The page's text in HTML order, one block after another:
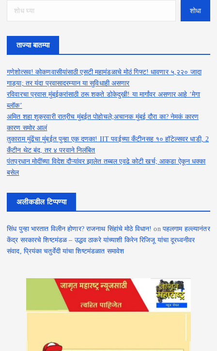
शोधा
ताज्या बातम्या
गणेशोत्सव! कोकणवासीयांसाठी एसटी महामंडळाचे मोठं गिफ्ट! धावणार ५,२२० जादा
गाड्या; तर यंदा प्रवासादरम्यान या सुविधाही असणार
रविवारचा प्रवास मुंबईकरांसाठी ठरू शकते डोकेदुखी! या मार्गांवर असणार आहे ‘मेगा
ब्लॉक’
अमित शहा शुक्रवारी रात्रीच मुंबईत पोहोचले;अचानक मुंबई दौरा का? नेमकं कारण
कारण समोर आलं
तुकाराम मुंढेंचा मुंबईत पुन्हा एक दणका! IIT पवईच्या कँटीनसह १० हॉटेल्सवर धाडी, 2
कँटीन थेट बंद, तर ४ परवाने निलंबित
पंतप्रधान मोदींच्या विदेश दौऱ्यांवर झालेत तब्बल एवढे कोटी खर्च; आकडा ऐकून धक्का
बसेल
अलीकडील टिप्पण्या
सिंध पुन्हा भारतात विलीन होणार? राजनाथ सिंहांचे मोठे विधान! on पहलगाम हल्ल्यानंतर
केंद्र सरकारचे शिष्टमंडळ – उद्धव ठाकरे यांच्याशी किरेन रिजिजू यांचा दूरध्वनीवर
संवाद, प्रियंका चतुर्वेदी यांचा शिष्टमंडळात समावेश